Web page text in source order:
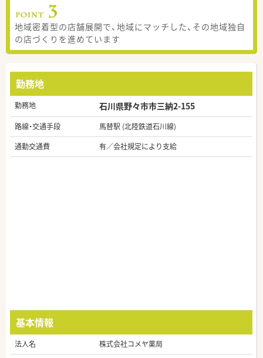
地域密着型の店舗展開で、地域にマッチした、その地域独自
の店づくりを進めています
勤務地
勤務地 石川県野々市市三納2-155
路線・交通手段
馬替駅 (北陸鉄道石川線)
通勤交通費
有／会社規定により支給
基本情報
法人名
株式会社コメヤ薬局